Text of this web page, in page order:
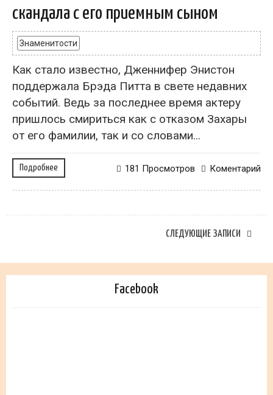
скандала с его приемным сыном
Знаменитости
Как стало известно, Дженнифер Энистон
поддержала Брэда Питта в свете недавних
событий. Ведь за последнее время актеру
пришлось смириться как с отказом Захары
от его фамилии, так и со словами...
Подробнее Коментарий
181 Просмотров
СЛЕДУЮЩИЕ ЗАПИСИ
Facebook